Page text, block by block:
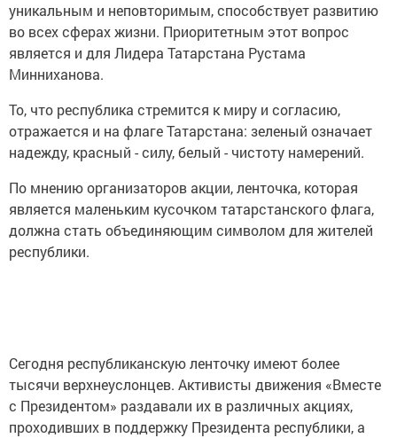
уникальным и неповторимым, способствует развитию
во всех сферах жизни. Приоритетным этот вопрос
является и для Лидера Татарстана Рустама
Минниханова.
То, что республика стремится к миру и согласию,
отражается и на флаге Татарстана: зеленый означает
надежду, красный - силу, белый - чистоту намерений.
По мнению организаторов акции, ленточка, которая
является маленьким кусочком татарстанского флага,
должна стать объединяющим символом для жителей
республики.
Сегодня республиканскую ленточку имеют более
тысячи верхнеуслонцев. Активисты движения «Вместе
с Президентом» раздавали их в различных акциях,
проходивших в поддержку Президента республики, а